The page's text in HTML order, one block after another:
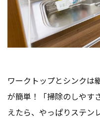
ワークトップとシンクは
が簡単！「掃除のしやす
えたら、やっぱりステン